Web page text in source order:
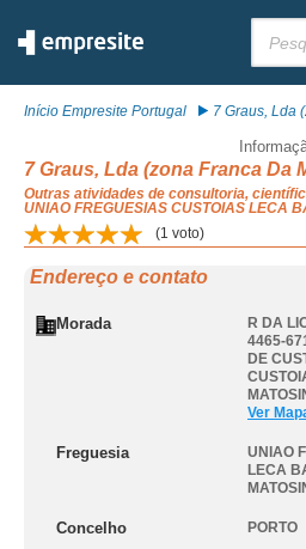
Início Empresite Portugal 7 Graus, Lda
7 Graus, Lda (zona Franca Da
Outras atividades de consultoria,
UNIAO FREGUESIAS CUSTOIAS LECA
(1 voto)
Endereço e contato
Morada
R DA
4465-
DE
Ver
Freguesia
UNIAO
LECA
Concelho PORTO